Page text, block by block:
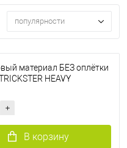
популярности
материал БЕЗ оплётки
HEAVY
В корзину